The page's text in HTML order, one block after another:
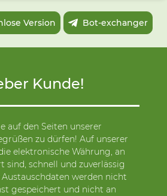
Version Bot-exchanger
Kunde!
auf den Seiten unserer
zu dürfen! Auf unserer
elektronische Währung, an
sind, schnell und zuverlässig
werden nicht
gespeichert und nicht an